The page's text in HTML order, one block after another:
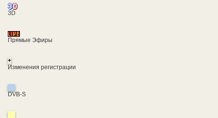
3D
Прямые Эфиры
+
Изменения регистрации
DVB-S